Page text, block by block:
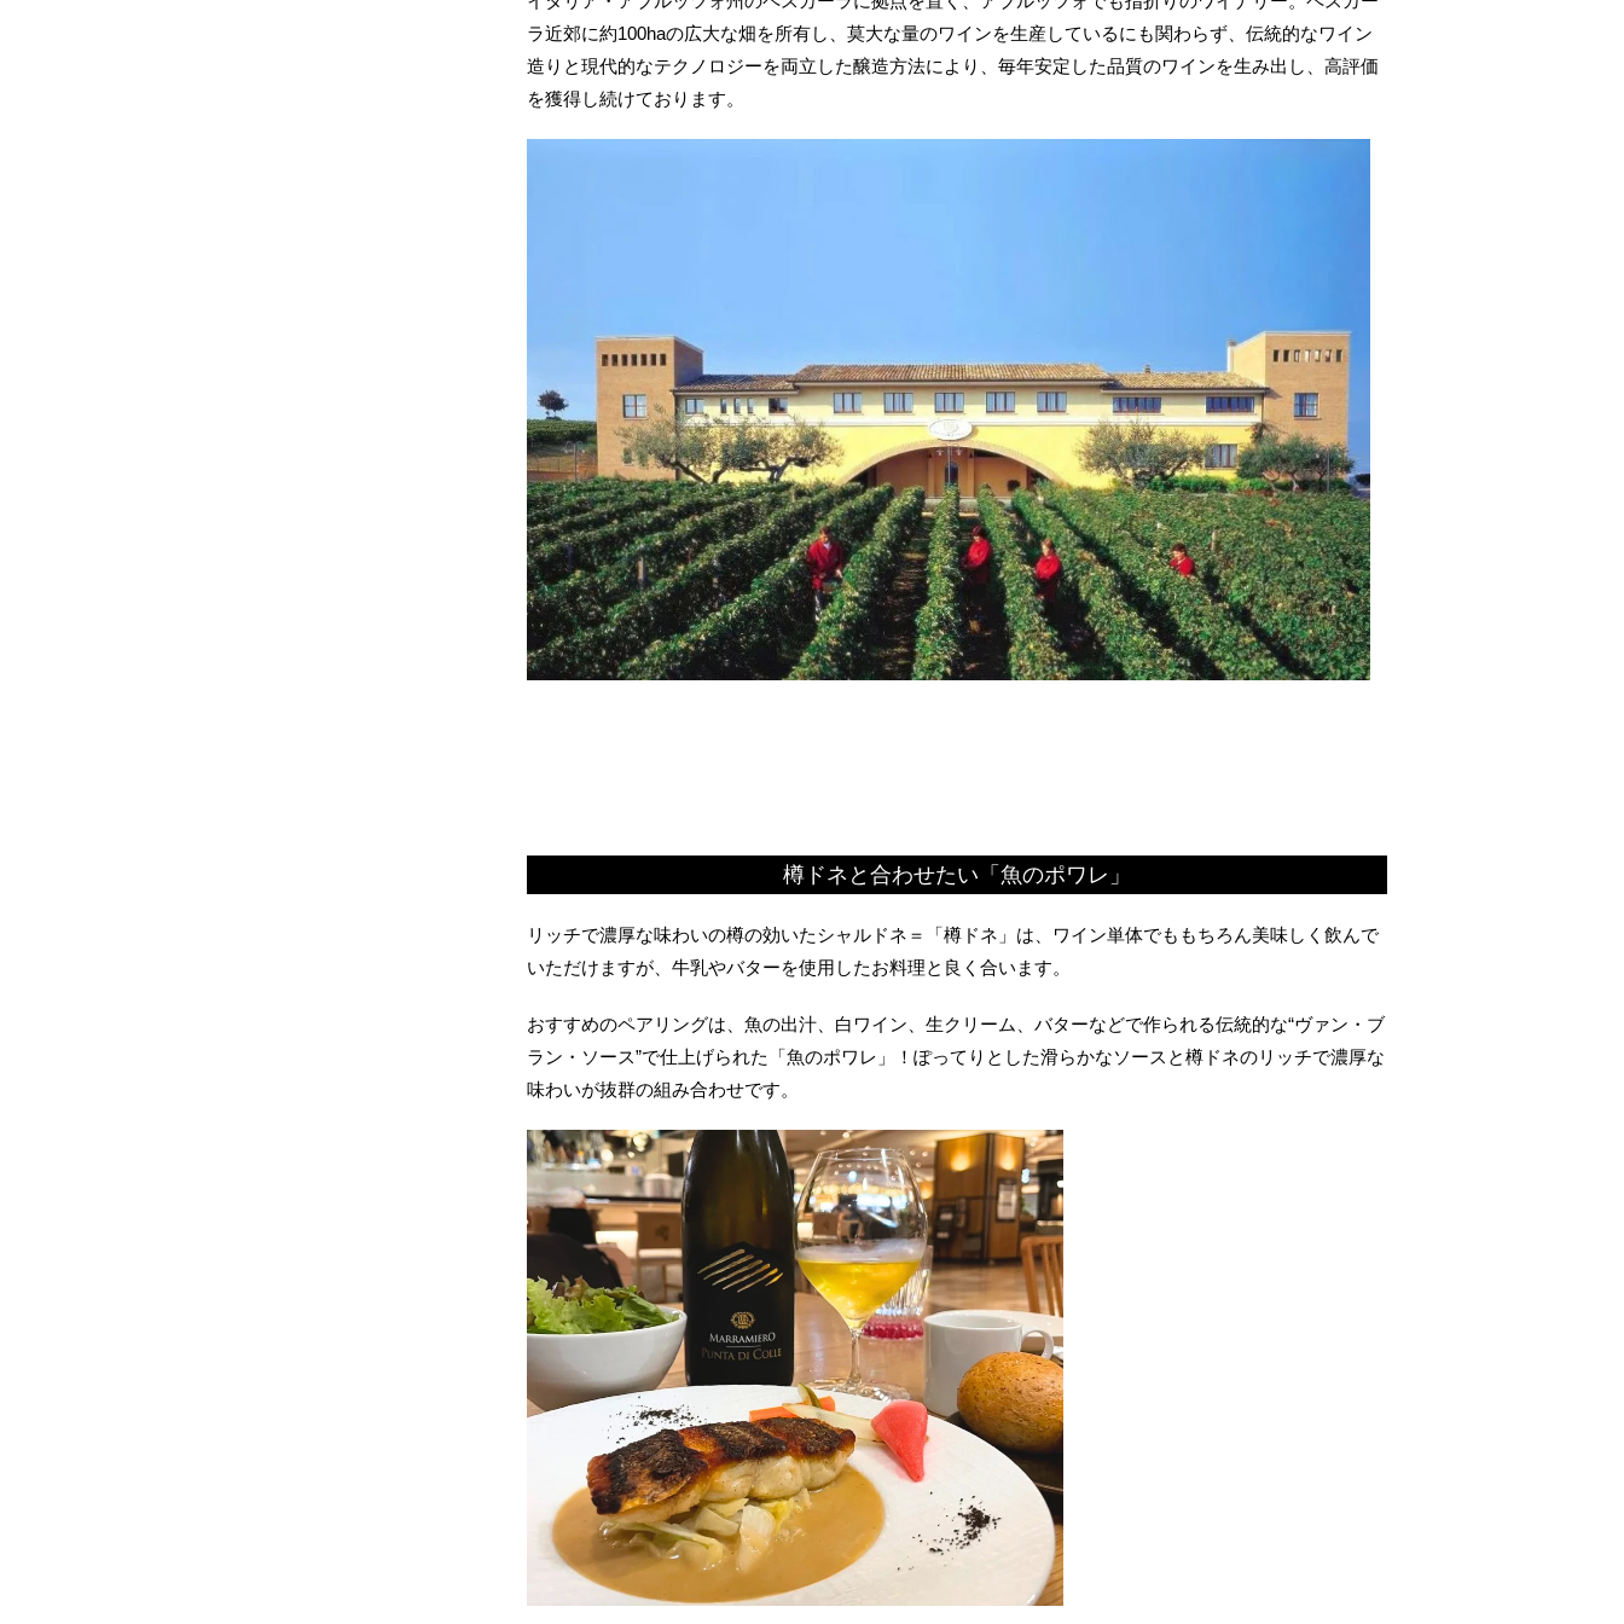
ラ近郊に約100haの広大な畑を所有し、莫大な量のワインを生産しているにも関わらず、伝統的なワイン
造りと現代的なテクノロジーを両立した醸造方法により、毎年安定した品質のワインを生み出し、高評価
を獲得し続けております。
樽ドネと合わせたい「魚のポワレ」
リッチで濃厚な味わいの樽の効いたシャルドネ＝「樽ドネ」は、ワイン単体でももちろん美味しく飲んで
いただけますが、牛乳やバターを使用したお料理と良く合います。
おすすめのペアリングは、魚の出汁、白ワイン、生クリーム、バターなどで作られる伝統的な“ヴァン・ブ
ラン・ソース”で仕上げられた「魚のポワレ」！ぽってりとした滑らかなソースと樽ドネのリッチで濃厚な
味わいが抜群の組み合わせです。